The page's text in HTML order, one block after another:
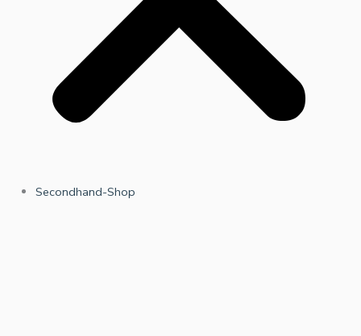
Secondhand-Shop